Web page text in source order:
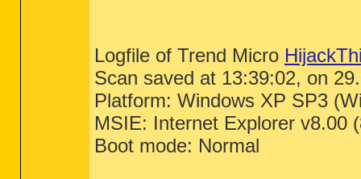
Logfile of Trend Micro
Scan saved at 13:39:02, on
Platform: Windows XP SP3
MSIE: Internet Explorer v8.00
Boot mode: Normal